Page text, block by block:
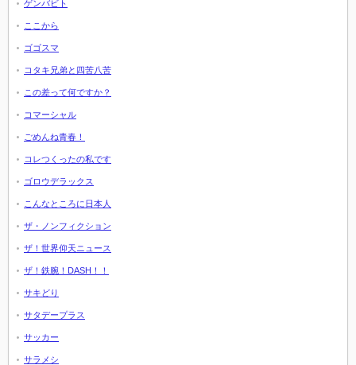
ゲンバビト
ここから
ゴゴスマ
コタキ兄弟と四苦八苦
この差って何ですか？
コマーシャル
ごめんね青春！
コレつくったの私です
ゴロウデラックス
こんなところに日本人
ザ・ノンフィクション
ザ！世界仰天ニュース
ザ！鉄腕！DASH！！
サキどり
サタデープラス
サッカー
サラメシ